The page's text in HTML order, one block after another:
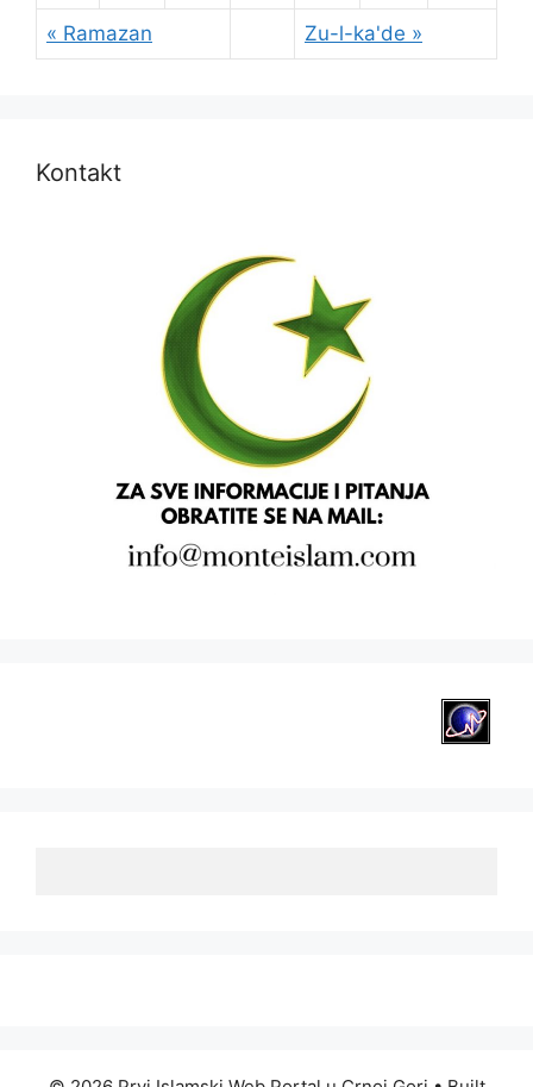
« Ramazan Zu-l-ka'de »
Kontakt